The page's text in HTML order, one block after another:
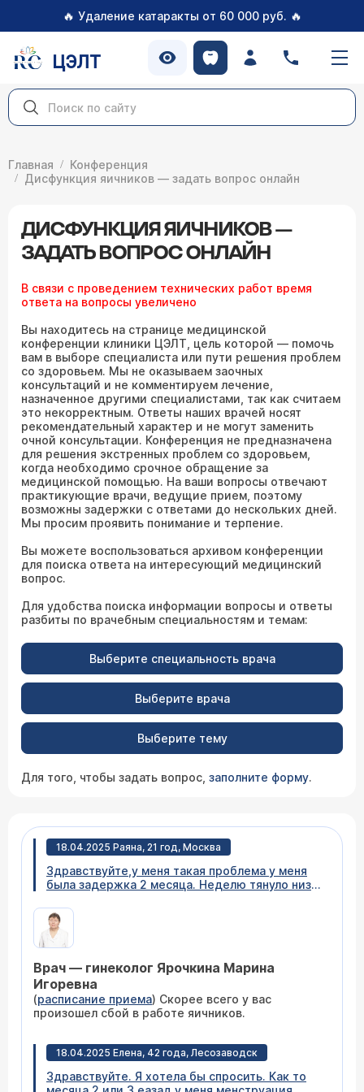
🔥 Удаление катаракты от 60 000 руб. 🔥
ЦЭЛТ
Главная
Конференция
Дисфункция яичников — задать вопрос онлайн
ДИСФУНКЦИЯ ЯИЧНИКОВ —
ЗАДАТЬ ВОПРОС ОНЛАЙН
В связи с проведением технических работ время
ответа на вопросы увеличено
Вы находитесь на странице медицинской
конференции клиники ЦЭЛТ, цель которой — помочь
вам в выборе специалиста или пути решения проблем
со здоровьем. Мы не оказываем заочных
консультаций и не комментируем лечение,
назначенное другими специалистами, так как считаем
это некорректным. Ответы наших врачей носят
рекомендательный характер и не могут заменить
очной консультации. Конференция не предназначена
для решения экстренных проблем со здоровьем,
когда необходимо срочное обращение за
медицинской помощью. На ваши вопросы отвечают
практикующие врачи, ведущие прием, поэтому
возможны задержки с ответами до нескольких дней.
Мы просим проявить понимание и терпение.
Вы можете воспользоваться архивом конференции
для поиска ответа на интересующий медицинский
вопрос.
Для удобства поиска информации вопросы и ответы
разбиты по врачебным специальностям и темам:
Выберите специальность врача
Выберите врача
Выберите тему
Для того, чтобы задать вопрос, заполните форму.
18.04.2025 Раяна, 21 год, Москва
Здравствуйте,у меня такая проблема у меня
была задержка 2 месяца. Неделю тянуло низ
кровь практически не шла хотя с первых дней
обычно обильные выделения бывали,сегодня
начались обильные выделения и боль в
меня испугало то,что у меня кровяные сгустки
очень больших размеров. Длиною в палец .
Мне назначали узи несколько дней назад,я
уже записана,но пока что не могу пойти.
Скажите пожалуйста может ли это намекать
отсутствовали 2 м,и начались резко и
начались вот так,в первый день почти не шли
,на второй день обильно и очень большие
Врач — гинеколог Ярочкина Марина
Игоревна
(расписание приема) Скорее всего у вас
произошел сбой в работе яичников.
18.04.2025 Елена, 42 года, Лесозаводск
Здравствуйте. Я хотела бы спросить. Как то